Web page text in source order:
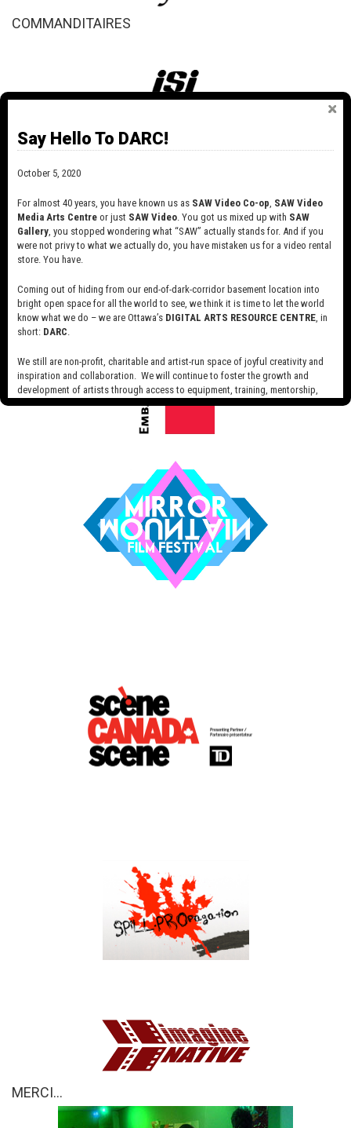
COMMANDITAIRES
COMMANDITAIRES DE PROGRAMMATION 2017
MERCI...
Say Hello To DARC!
October 5, 2020
For almost 40 years, you have known us as SAW Video Co-op SAW Video
Media Arts Centre or just SAW Video . You got us mixed up with SAW
Gallery , you stopped wondering what “SAW” actually stands for. And if you
were not privy to what we actually do, you have mistaken us for a video rental
store. You have.
Coming out of hiding from our end-of-dark-corridor basement location into
bright open space for all the world to see, we think it is time to let the world
know what we do – we are Ottawa’s DIGITAL ARTS RESOURCE CENTRE , in
short: DARC
We still are non-profit, charitable and artist-run space of joyful creativity and
inspiration and collaboration. We will continue to foster the growth and
development of artists through access to equipment, training, mentorship,
and programming, support a diverse community of media artists empowered
by technology, programming and the exchange of ideas.